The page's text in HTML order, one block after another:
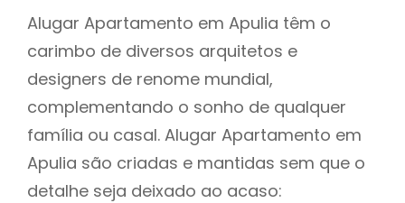
Alugar Apartamento em Apulia têm o
carimbo de diversos arquitetos e
designers de renome mundial,
complementando o sonho de qualquer
família ou casal. Alugar Apartamento em
Apulia são criadas e mantidas sem que o
detalhe seja deixado ao acaso: